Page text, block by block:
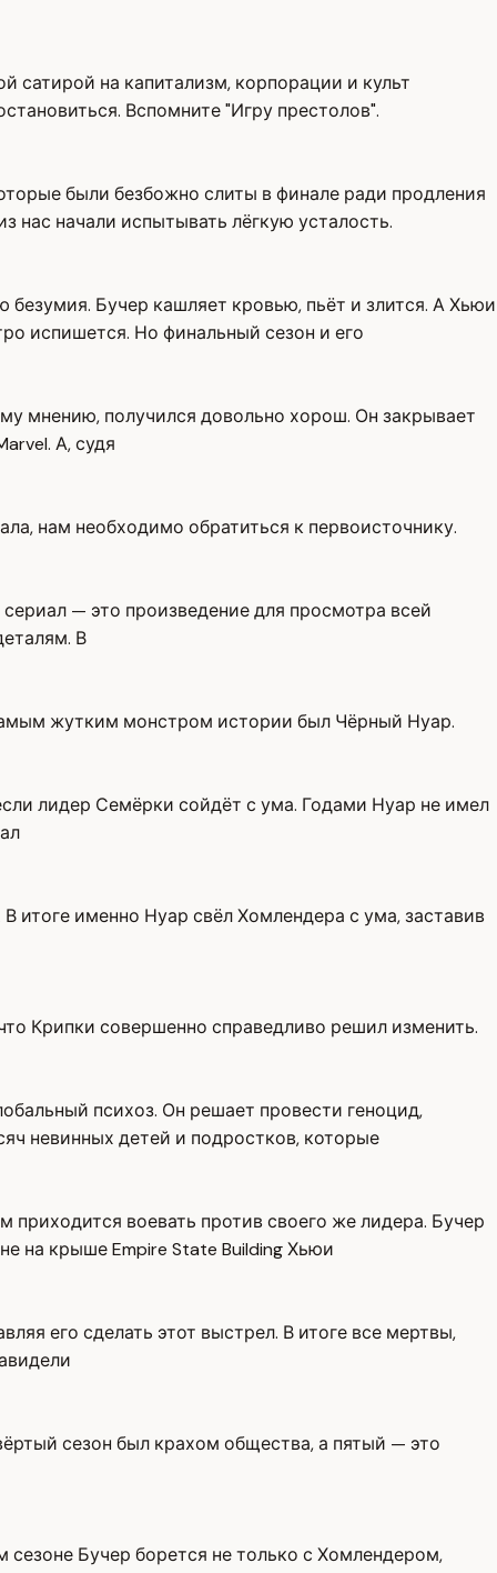
сатирой на капитализм, корпорации и культ
Вспомните "Игру престолов".
были безбожно слиты в финале ради продления
нас начали испытывать лёгкую усталость.
Бучер кашляет кровью, пьёт и злится. А Хьюи
испишется. Но финальный сезон и его
мнению, получился довольно хорош. Он закрывает
А, судя
нам необходимо обратиться к первоисточнику.
— это произведение для просмотра всей
В
жутким монстром истории был Чёрный Нуар.
лидер Семёрки сойдёт с ума. Годами Нуар не имел
итоге именно Нуар свёл Хомлендера с ума, заставив
Крипки совершенно справедливо решил изменить.
психоз. Он решает провести геноцид,
невинных детей и подростков, которые
воевать против своего же лидера. Бучер
на крыше Empire State Building Хьюи
его сделать этот выстрел. В итоге все мертвы,
сезон был крахом общества, а пятый — это
сезоне Бучер борется не только с Хомлендером,